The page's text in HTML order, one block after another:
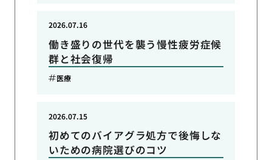
働き盛りの世代を襲う慢性疲労症候
群と社会復帰
2026.07.16
医療
初めてのバイアグラ処方で後悔しな
いための病院選びのコツ
2026.07.15